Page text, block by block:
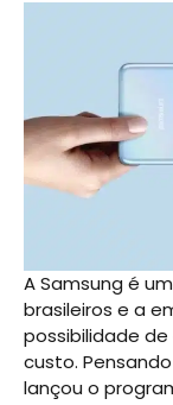
A Samsung é
brasileiros e a
possibilidade
custo.
lançou o